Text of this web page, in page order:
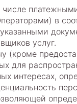
в
услуг.
для
интересах,